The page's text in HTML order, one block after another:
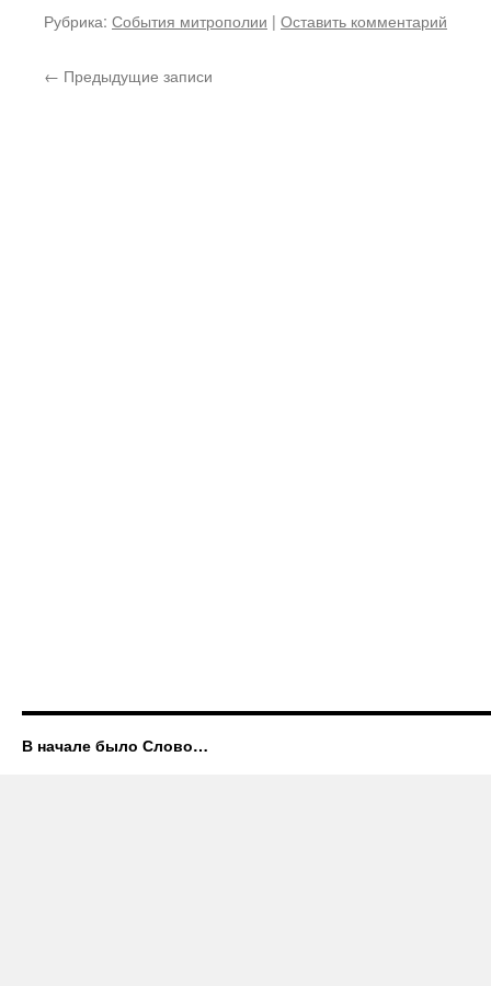
Рубрика: События митрополии | Оставить комментарий
← Предыдущие записи
В начале было Слово…